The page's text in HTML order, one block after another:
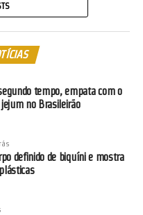
tempo, empata com o
no Brasileirão
definido de biquíni e mostra